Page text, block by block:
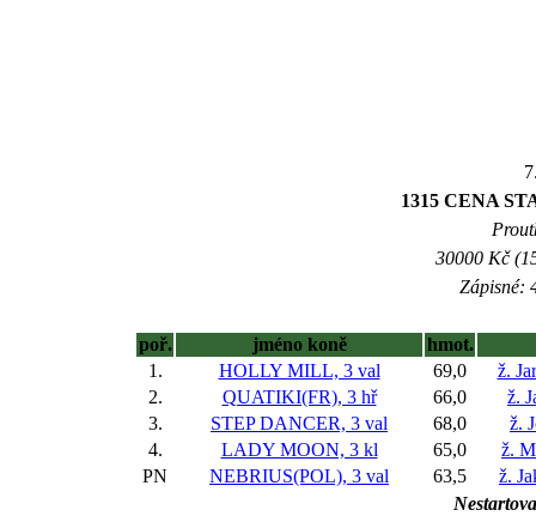
1315 CENA
30000 Kč
Zápisné:
poř. jméno koně
hmot.
1.
HOLLY MILL, 3 val 69,0
ž.
2.
QUATIKI(FR), 3 hř 66,0
ž.
3.
STEP DANCER, 3 val 68,0
ž.
4.
LADY MOON, 3 kl 65,0
ž.
PN
NEBRIUS(POL), 3 val 63,5
ž.